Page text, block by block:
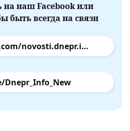
наш Facebook или
быть всегда на связи
facebook.com/novosti.dnepr.info
Dnepr_Info_New